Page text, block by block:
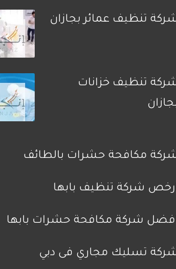
تنظيف عمائر بجازان
تنظيف خزانات
مكافحة حشرات بالطائف
شركة تنظيف بابها
شركة مكافحة حشرات بابها
تسليك مجاري فى دبي